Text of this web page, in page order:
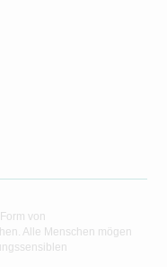
von
Alle Menschen mögen